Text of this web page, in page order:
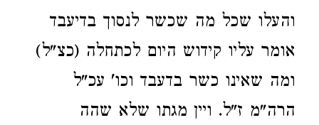
והעלו שכל מה שכשר לנסוך בדיעבד
אומר עליו קידוש היום לכתחלה (כצ"ל)
ומה שאינו כשר בדעבד וכו' עכ"ל
הרה"מ ז"ל. ויין מגתו שלא שהה